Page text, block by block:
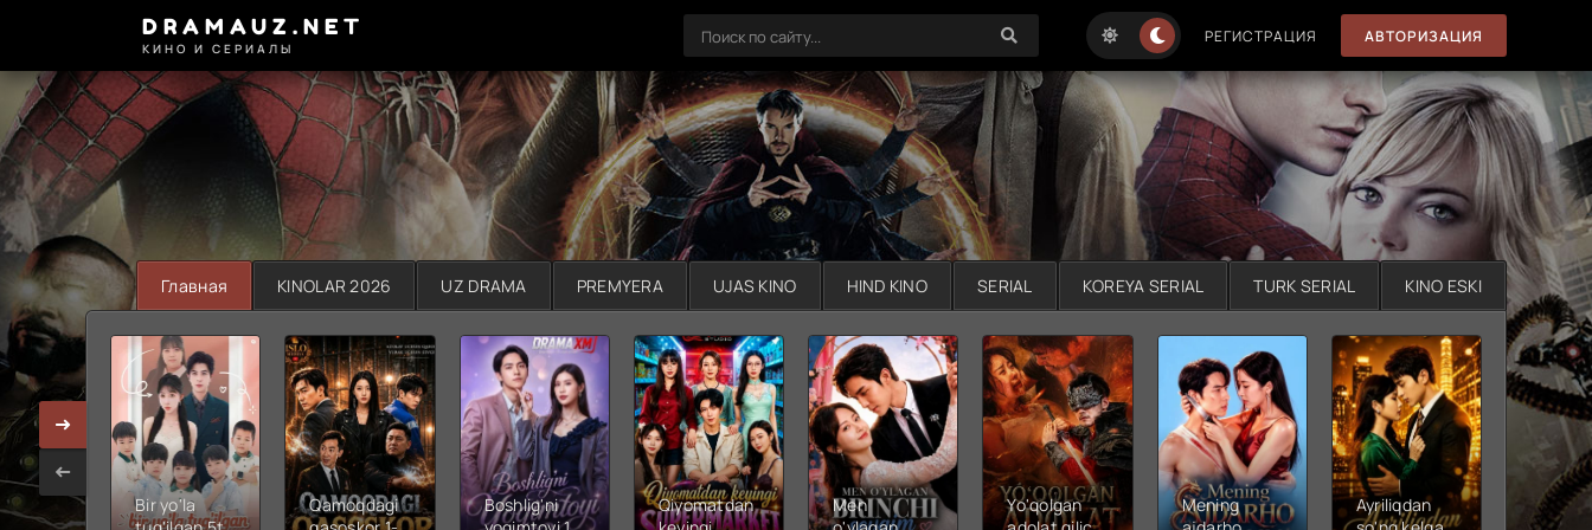
DRAMAUZ.NET
КИНО И СЕРИАЛЫ
РЕГИСТРАЦИЯ АВТОРИЗАЦИЯ
Главная KINOLAR 2026 UZ DRAMA PREMYERA UJAS KINO HIND KINO SERIAL KOREYA SERIAL TURK SERIAL KINO ESKI
Bir yo'la
Qamoqdagi
Boshlig'ni
Qiyomatdan
Men
Yo'qolgan
Mening
Ayriliqdan